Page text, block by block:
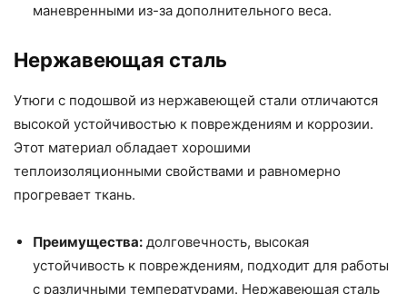
маневренными из-за дополнительного веса.
Нержавеющая сталь
Утюги с подошвой из нержавеющей стали отличаются
высокой устойчивостью к повреждениям и коррозии.
Этот материал обладает хорошими
теплоизоляционными свойствами и равномерно
прогревает ткань.
Преимущества: долговечность, высокая
устойчивость к повреждениям, подходит для работы
с различными температурами. Нержавеющая сталь